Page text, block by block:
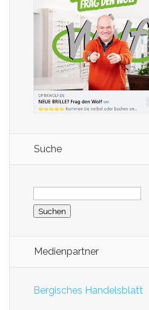
Suche
Suchen
Medienpartner
Bergisches Handelsblatt